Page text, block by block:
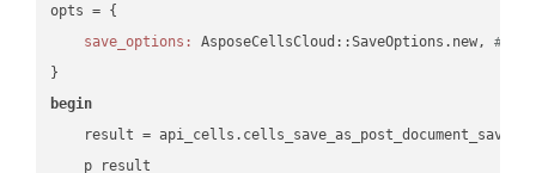
opts = {
save_options:
AsposeCellsCloud::SaveOptions.new, #
begin
result =